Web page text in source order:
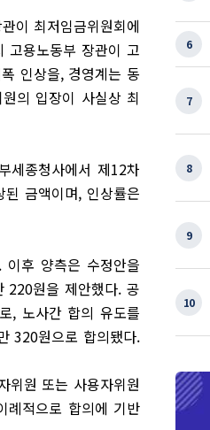
이 최저임금위원회에
고용노동부 장관이 고
인상을, 경영계는 동
의 입장이 사실상 최
세종청사에서 제12차
금액이며, 인상률은
후 양측은 수정안을
220원을 제안했다. 공
, 노사간 합의 유도를
320원으로 합의됐다.
위원 또는 사용자위원
례적으로 합의에 기반
6
7
8
9
10